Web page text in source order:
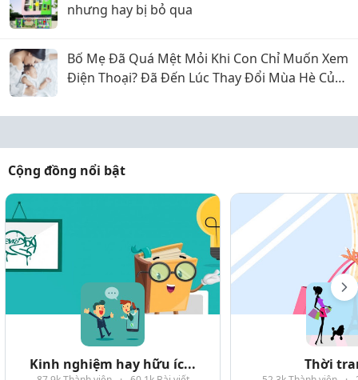
nhưng hay bị bỏ qua
Bố Mẹ Đã Quá Mệt Mỏi Khi Con Chỉ Muốn Xem
Điện Thoại? Đã Đến Lúc Thay Đổi Mùa Hè Của
Cộng đồng nổi bật
Kinh nghiệm hay hữu íc... Thời